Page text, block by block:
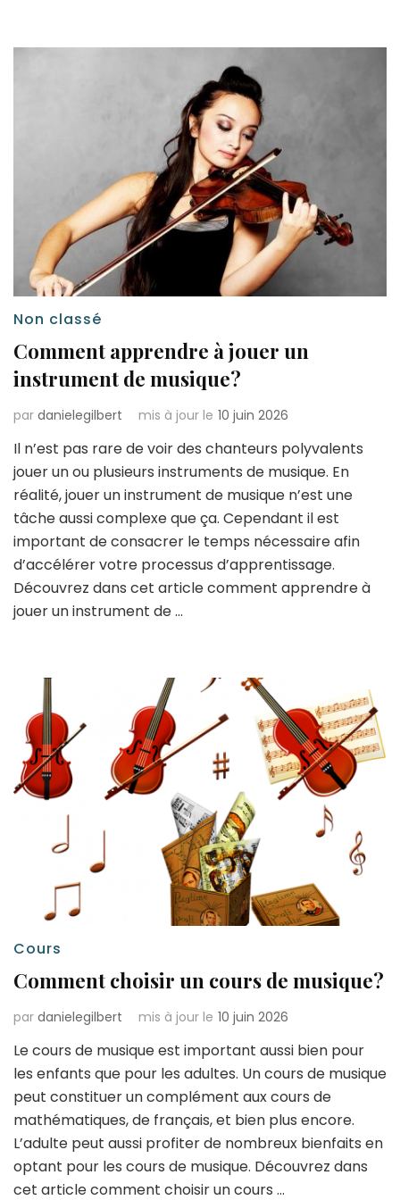
Non classé
Comment apprendre à jouer un
instrument de musique?
par danielegilbert mis à jour le 10 juin 2026
Il n’est pas rare de voir des chanteurs polyvalents
jouer un ou plusieurs instruments de musique. En
réalité, jouer un instrument de musique n’est une
tâche aussi complexe que ça. Cependant il est
important de consacrer le temps nécessaire afin
d’accélérer votre processus d’apprentissage.
Découvrez dans cet article comment apprendre à
jouer un instrument de …
Cours
Comment choisir un cours de musique?
par danielegilbert mis à jour le 10 juin 2026
Le cours de musique est important aussi bien pour
les enfants que pour les adultes. Un cours de musique
peut constituer un complément aux cours de
mathématiques, de français, et bien plus encore.
L’adulte peut aussi profiter de nombreux bienfaits en
optant pour les cours de musique. Découvrez dans
cet article comment choisir un cours …